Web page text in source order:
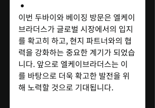
이번 두바이와 베이징 방문은 엘케이
브라더스가 글로벌 시장에서의 입지
를 확고히 하고, 현지 파트너와의 협
력을 강화하는 중요한 계기가 되었습
니다. 앞으로 엘케이브라더스는 이
를 바탕으로 더욱 확고한 발전을 위
해 노력할 것으로 기대됩니다.